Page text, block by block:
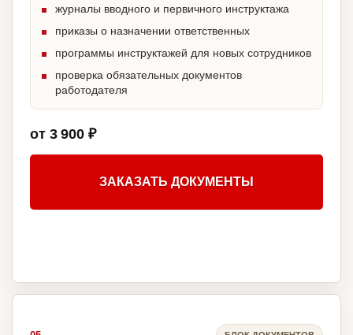
журналы вводного и первичного инструктажа
приказы о назначении ответственных
программы инструктажей для новых сотрудников
проверка обязательных документов
работодателя
от 3 900 ₽
ЗАКАЗАТЬ ДОКУМЕНТЫ